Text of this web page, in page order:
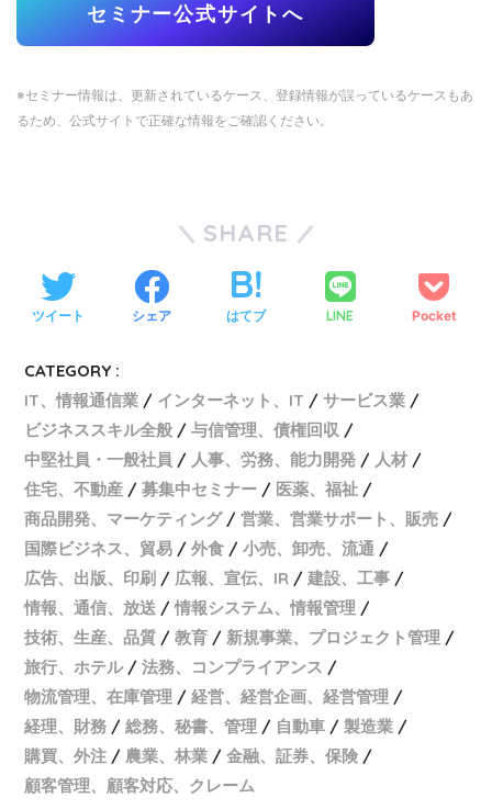
セミナー公式サイトへ
※セミナー情報は、更新されているケース、登録情報が誤っているケースもあ
るため、公式サイトで正確な情報をご確認ください。
SHARE
ツイート シェア はてブ LINE Pocket
CATEGORY :
IT、情報通信業
インターネット、IT
サービス業
ビジネススキル全般
与信管理、債権回収
中堅社員・一般社員
人事、労務、能力開発
人材
住宅、不動産
募集中セミナー
医薬、福祉
商品開発、マーケティング
営業、営業サポート、販売
国際ビジネス、貿易
外食
小売、卸売、流通
広告、出版、印刷
広報、宣伝、IR
建設、工事
情報、通信、放送
情報システム、情報管理
技術、生産、品質
教育
新規事業、プロジェクト管理
旅行、ホテル
法務、コンプライアンス
物流管理、在庫管理
経営、経営企画、経営管理
経理、財務
総務、秘書、管理 自動車
製造業
購買、外注
農業、林業
金融、証券、保険
顧客管理、顧客対応、クレーム